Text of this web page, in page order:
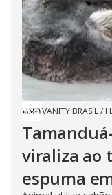
VANITY BRASIL/
viraliza ao
espuma